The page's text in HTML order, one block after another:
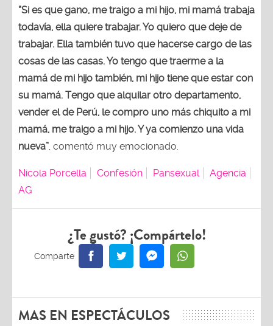
“Si es que gano, me traigo a mi hijo, mi mamá trabaja
todavía, ella quiere trabajar. Yo quiero que deje de
trabajar. Ella también tuvo que hacerse cargo de las
cosas de las casas. Yo tengo que traerme a la
mamá de mi hijo también, mi hijo tiene que estar con
su mamá. Tengo que alquilar otro departamento,
vender el de Perú, le compro uno más chiquito a mi
mamá, me traigo a mi hijo. Y ya comienzo una vida
nueva” , comentó muy emocionado.
Nicola Porcella Confesión Pansexual
Agencia
AG
¿Te gustó? ¡Compártelo!
MAS EN ESPECTÁCULOS